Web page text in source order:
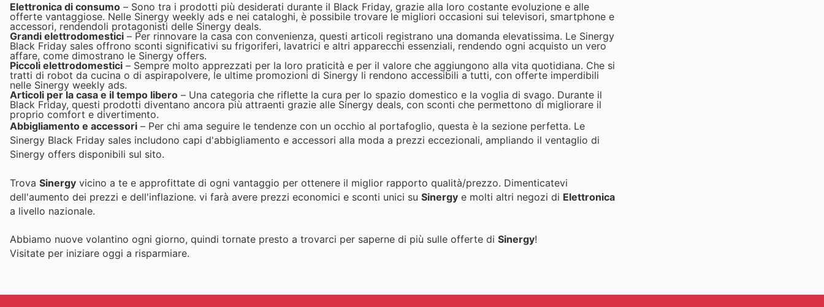
Elettronica di consumo – Sono tra i prodotti più desiderati durante il Black Friday, grazie alla loro costante evoluzione e alle
offerte vantaggiose. Nelle Sinergy weekly ads e nei cataloghi, è possibile trovare le migliori occasioni sui televisori, smartphone e
accessori, rendendoli protagonisti delle Sinergy deals.
Grandi elettrodomestici – Per rinnovare la casa con convenienza, questi articoli registrano una domanda elevatissima. Le Sinergy
Black Friday sales offrono sconti significativi su frigoriferi, lavatrici e altri apparecchi essenziali, rendendo ogni acquisto un vero
affare, come dimostrano le Sinergy offers.
Piccoli elettrodomestici – Sempre molto apprezzati per la loro praticità e per il valore che aggiungono alla vita quotidiana. Che si
tratti di robot da cucina o di aspirapolvere, le ultime promozioni di Sinergy li rendono accessibili a tutti, con offerte imperdibili
nelle Sinergy weekly ads.
Articoli per la casa e il tempo libero – Una categoria che riflette la cura per lo spazio domestico e la voglia di svago. Durante il
Black Friday, questi prodotti diventano ancora più attraenti grazie alle Sinergy deals, con sconti che permettono di migliorare il
proprio comfort e divertimento.
Abbigliamento e accessori – Per chi ama seguire le tendenze con un occhio al portafoglio, questa è la sezione perfetta. Le
Sinergy Black Friday sales includono capi d'abbigliamento e accessori alla moda a prezzi eccezionali, ampliando il ventaglio di
Sinergy offers disponibili sul sito.
Trova Sinergy vicino a te e approfittate di ogni vantaggio per ottenere il miglior rapporto qualità/prezzo. Dimenticatevi
dell'aumento dei prezzi e dell'inflazione. vi farà avere prezzi economici e sconti unici su Sinergy e molti altri negozi di Elettronica
a livello nazionale.
Abbiamo nuove volantino ogni giorno, quindi tornate presto a trovarci per saperne di più sulle offerte di Sinergy!
Visitate per iniziare oggi a risparmiare.